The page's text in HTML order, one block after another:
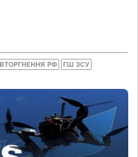
ВТОРГНЕННЯ РФ ГШ ЗСУ